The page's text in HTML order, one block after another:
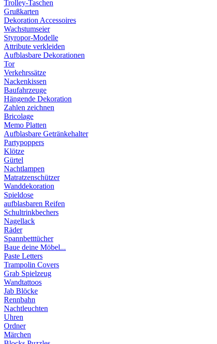
Trolley-Taschen
Grußkarten
Dekoration Accessoires
Wachstumseier
Styropor-Modelle
Attribute verkleiden
Aufblasbare Dekorationen
Tor
Verkehrssätze
Nackenkissen
Baufahrzeuge
Hängende Dekoration
Zahlen zeichnen
Bricolage
Memo Platten
Aufblasbare Getränkehalter
Partypoppers
Klötze
Gürtel
Nachtlampen
Matratzenschützer
Wanddekoration
Spieldose
aufblasbaren Reifen
Schultrinkbechers
Nagellack
Räder
Spannbetttücher
Baue deine Möbel...
Paste Letters
Trampolin Covers
Grab Spielzeug
Wandtattoos
Jab Blöcke
Rennbahn
Nachtleuchten
Uhren
Ordner
Märchen